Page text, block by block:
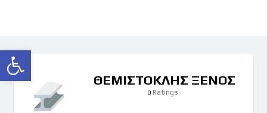
Ανοίξτε τη γραμμή εργαλείων
ΘΕΜΙΣΤΟΚΛΗΣ ΞΕΝΟΣ
0Ratings